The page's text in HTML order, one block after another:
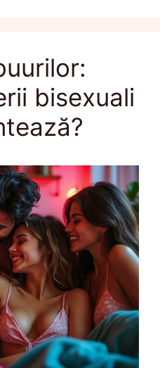
bisexuali